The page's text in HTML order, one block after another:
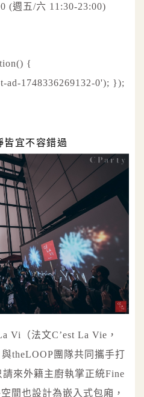
(週五/六 11:30-23:00)
{
ad-1748336269132-0'); });
皆宜不容錯過
Vi（法文C’est La Vie，
theLOOP團隊共同攜手打
來外籍主廚執掌正統Fine
間也設計為嵌入式包廂，